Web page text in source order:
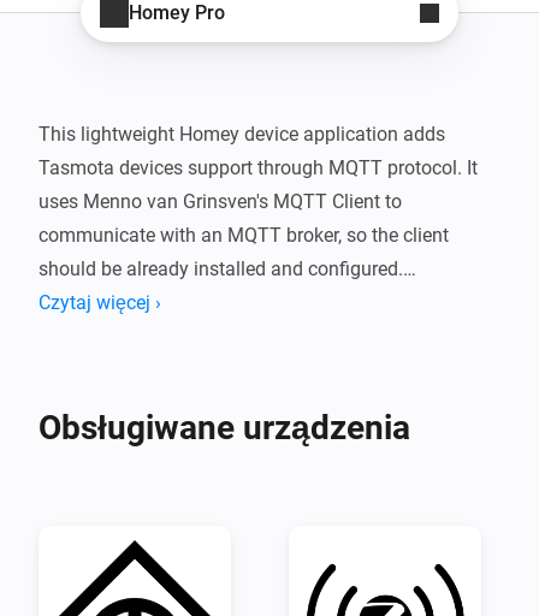
Homey Pro
This lightweight Homey device application adds
Tasmota devices support through MQTT protocol. It
uses Menno van Grinsven's MQTT Client to
communicate with an MQTT broker, so the client
should be already installed and configured.
The current version of the application supports on/off
Czytaj więcej ›
Obsługiwane urządzenia